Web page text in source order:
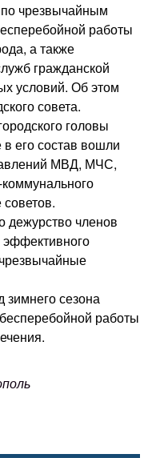
чрезвычайным
работы
а также
гражданской
условий. Об этом
совета.
головы
его состав вошли
МВД, МЧС,
дежурство членов
сезона
работы